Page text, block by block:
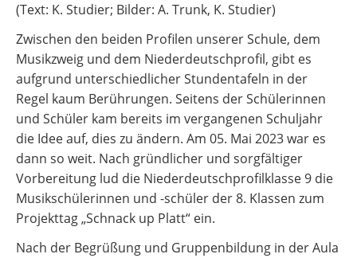
(Text: K. Studier; Bilder: A. Trunk, K. Studier)
Zwischen den beiden Profilen unserer Schule, dem
Musikzweig und dem Niederdeutschprofil, gibt es
aufgrund unterschiedlicher Stundentafeln in der
Regel kaum Berührungen. Seitens der Schülerinnen
und Schüler kam bereits im vergangenen Schuljahr
die Idee auf, dies zu ändern. Am 05. Mai 2023 war es
dann so weit. Nach gründlicher und sorgfältiger
Vorbereitung lud die Niederdeutschprofilklasse 9 die
Musikschülerinnen und -schüler der 8. Klassen zum
Projekttag „Schnack up Platt“ ein.
Nach der Begrüßung und Gruppenbildung in der Aula